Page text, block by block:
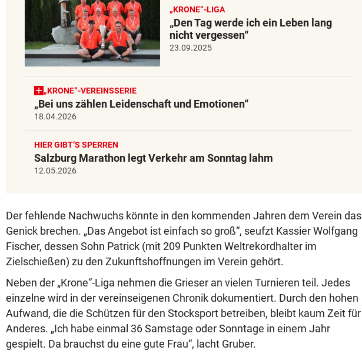
„KRONE“-LIGA
„Den Tag werde ich ein Leben lang
nicht vergessen“
23.09.2025
„KRONE“-VEREINSSERIE
„Bei uns zählen Leidenschaft und Emotionen“
18.04.2026
HIER GIBT‘S SPERREN
Salzburg Marathon legt Verkehr am Sonntag lahm
12.05.2026
Der fehlende Nachwuchs könnte in den kommenden Jahren dem Verein das
Genick brechen. „Das Angebot ist einfach so groß“, seufzt Kassier Wolfgang
Fischer, dessen Sohn Patrick (mit 209 Punkten Weltrekordhalter im
Zielschießen) zu den Zukunftshoffnungen im Verein gehört.
Neben der „Krone“-Liga nehmen die Grieser an vielen Turnieren teil. Jedes
einzelne wird in der vereinseigenen Chronik dokumentiert. Durch den hohen
Aufwand, die die Schützen für den Stocksport betreiben, bleibt kaum Zeit für
Anderes. „Ich habe einmal 36 Samstage oder Sonntage in einem Jahr
gespielt. Da brauchst du eine gute Frau“, lacht Gruber.